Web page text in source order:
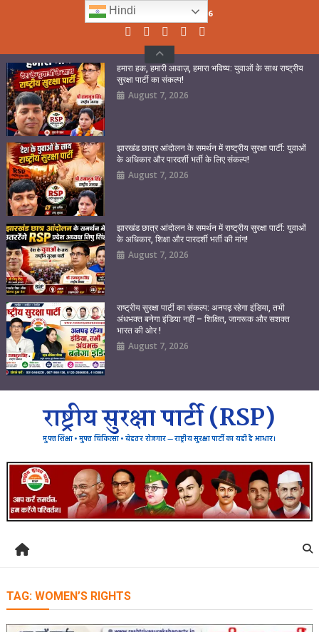
Friday, August 07, 2026
हमारा हक, हमारी आवाज़, हमारा भविष्य: युवाओं के साथ राष्ट्रीय
सुरक्षा पार्टी का संकल्प!
August 7, 2026
झारखंड छात्र आंदोलन के समर्थन में राष्ट्रीय सुरक्षा पार्टी: युवाओं
के अधिकार और पारदर्शी भर्ती के लिए संकल्प!
August 7, 2026
झारखंड छात्र आंदोलन के समर्थन में राष्ट्रीय सुरक्षा पार्टी: युवाओं
के अधिकार, शिक्षा और पारदर्शी भर्ती की मांग!
August 7, 2026
राष्ट्रीय सुरक्षा पार्टी का संकल्प: अनपढ़ रहेगा इंडिया, तभी
अंधभक्त बनेगा इंडिया नहीं – शिक्षित, जागरूक और सशक्त
भारत की ओर !
August 7, 2026
राष्ट्रीय सुरक्षा पार्टी (RSP)
मुफ्त शिक्षा • मुफ्त चिकित्सा • बेहतर रोजगार — राष्ट्रीय सुरक्षा पार्टी का यही है आधार।
TAG: WOMEN’S RIGHTS
Hindi